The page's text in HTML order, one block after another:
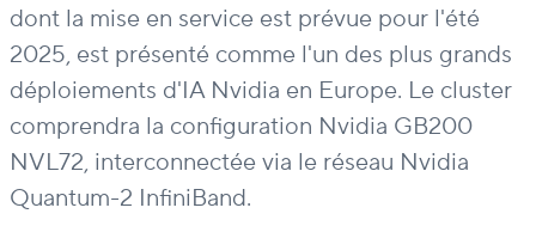
dont la mise en service est prévue pour l'été
2025, est présenté comme l'un des plus grands
déploiements d'IA Nvidia en Europe. Le cluster
comprendra la configuration Nvidia GB200
NVL72, interconnectée via le réseau Nvidia
Quantum-2 InfiniBand.